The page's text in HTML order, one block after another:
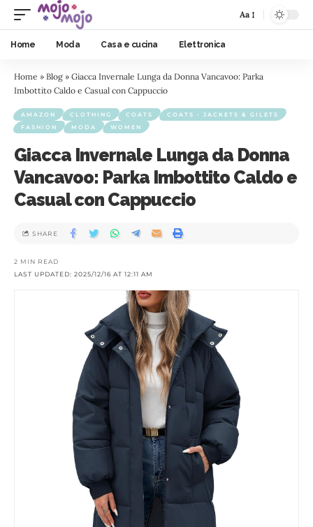
Aa
Home Moda Casa e cucina Elettronica
Home » Blog » Giacca Invernale Lunga da Donna Vancavoo: Parka
Imbottito Caldo e Casual con Cappuccio
AMAZON CLOTHING COATS
COATS - JACKETS & GILETS
FASHION
MODA WOMEN
Giacca Invernale Lunga da Donna
Vancavoo: Parka Imbottito Caldo e
Casual con Cappuccio
LAST UPDATED: 2025/12/16 AT 12:11 AM
2 MIN READ
SHARE